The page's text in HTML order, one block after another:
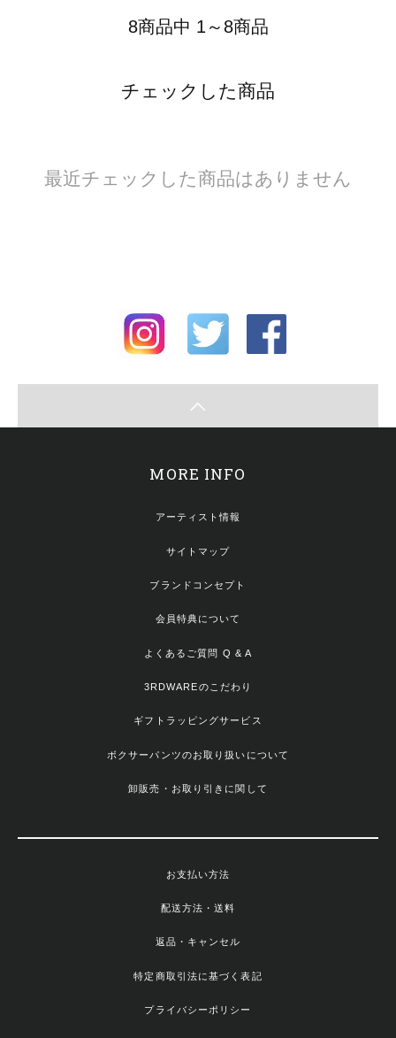
8商品中 1～8商品
チェックした商品
最近チェックした商品はありません
MORE INFO
アーティスト情報
サイトマップ
ブランドコンセプト
会員特典について
よくあるご質問 Q & A
3RDWAREのこだわり
ギフトラッピングサービス
ボクサーパンツのお取り扱いについて
卸販売・お取り引きに関して
お支払い方法
配送方法・送料
返品・キャンセル
特定商取引法に基づく表記
プライバシーポリシー